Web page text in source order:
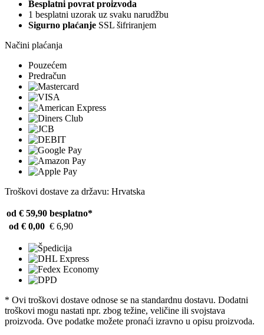
Besplatni povrat proizvoda
1 besplatni uzorak uz svaku narudžbu
Sigurno plaćanje SSL šifriranjem
Načini plaćanja
Pouzećem
Predračun
Troškovi dostave za državu: Hrvatska
od € 59,90 besplatno*
od € 0,00 € 6,90
* Ovi troškovi dostave odnose se na standardnu ​​dostavu. Dodatni
troškovi mogu nastati npr. zbog težine, veličine ili svojstava
proizvoda. Ove podatke možete pronaći izravno u opisu proizvoda.